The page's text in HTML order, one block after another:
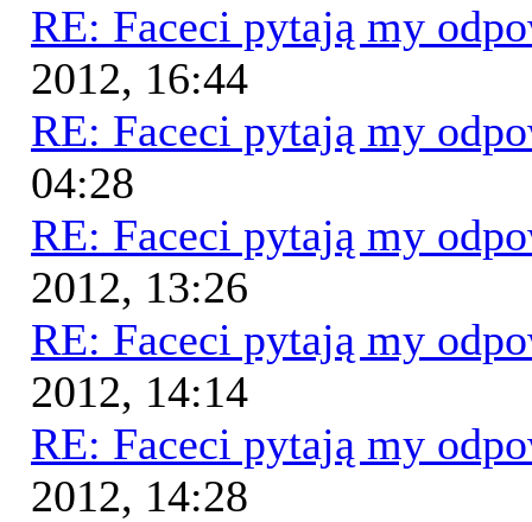
RE: Faceci pytają my
2012, 16:44
RE: Faceci pytają my
04:28
RE: Faceci pytają my
2012, 13:26
RE: Faceci pytają my
2012, 14:14
RE: Faceci pytają my
2012, 14:28